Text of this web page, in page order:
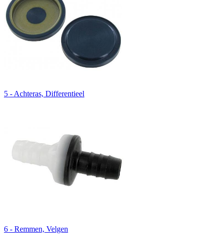
5 - Achteras, Differentieel
6 - Remmen, Velgen